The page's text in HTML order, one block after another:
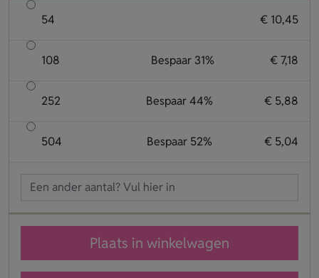
54 € 10,45
108 Bespaar 31% € 7,18
252 Bespaar 44% € 5,88
504 Bespaar 52% € 5,04
Plaats in winkelwagen